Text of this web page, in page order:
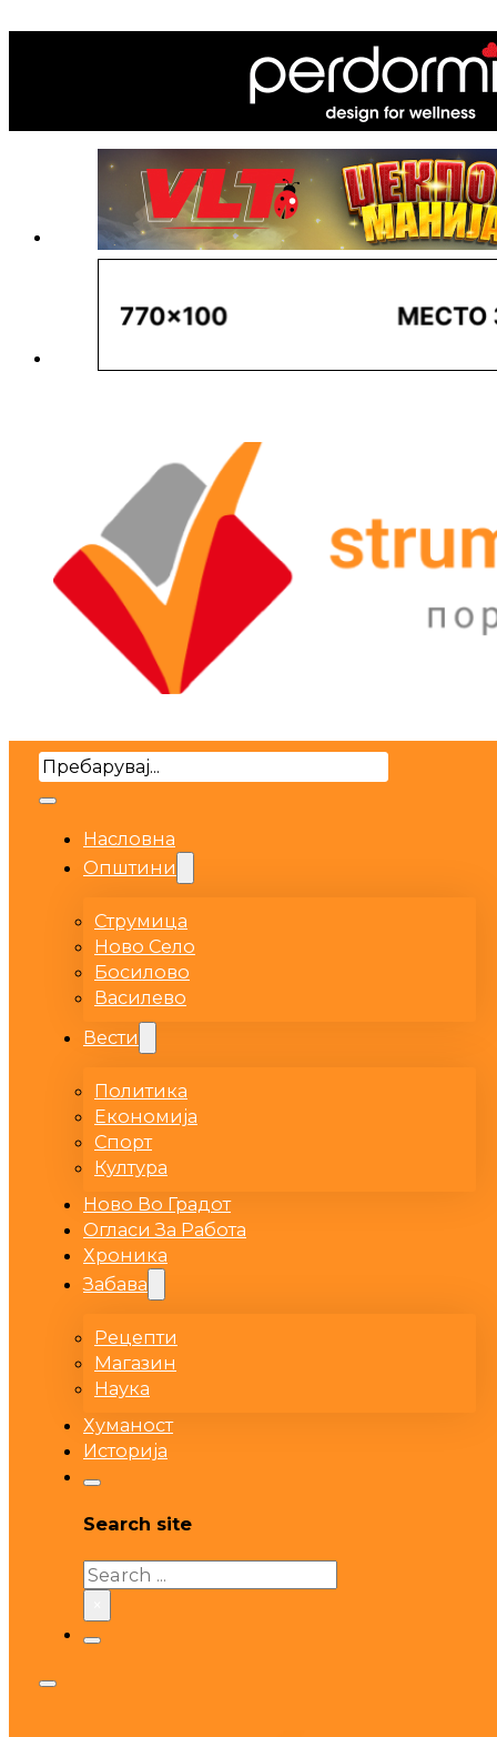
Search
Насловна
Општини
Струмица
Ново Село
Босилово
Василево
Вести
Политика
Економија
Спорт
Култура
Ново Во Градот
Огласи За Работа
Хроника
Забава
Рецепти
Магазин
Наука
Хуманост
Историја
Search site
Search